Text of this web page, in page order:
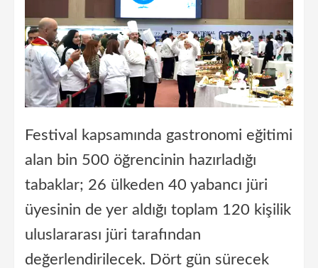
Festival kapsamında gastronomi eğitimi
alan bin 500 öğrencinin hazırladığı
tabaklar; 26 ülkeden 40 yabancı jüri
üyesinin de yer aldığı toplam 120 kişilik
uluslararası jüri tarafından
değerlendirilecek. Dört gün sürecek